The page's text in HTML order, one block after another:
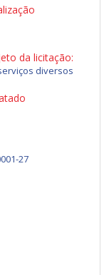
da licitação:
diversos
27